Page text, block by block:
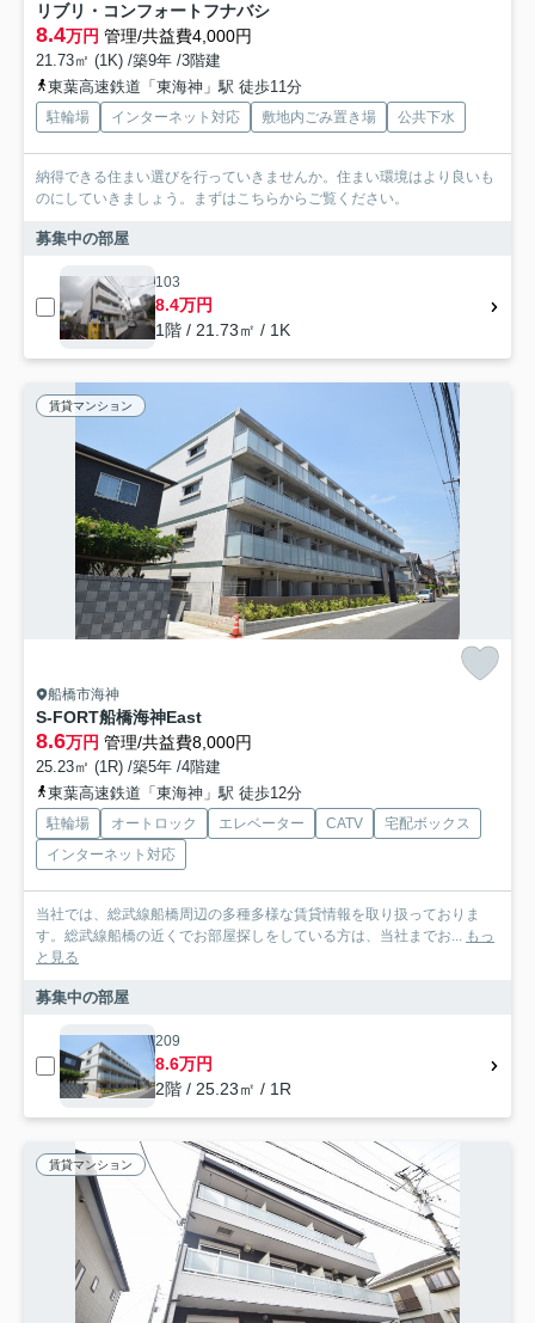
リブリ・コンフォートフナバシ
8.4万円 管理/共益費4,000円
21.73㎡ (1K) /築9年 /3階建
東葉高速鉄道「東海神」駅 徒歩11分
駐輪場 インターネット対応 敷地内ごみ置き場 公共下水
納得できる住まい選びを行っていきませんか。住まい環境はより良いも
のにしていきましょう。まずはこちらからご覧ください。
募集中の部屋
103
8.4万円
1階 / 21.73㎡ / 1K
賃貸マンション
船橋市海神
S-FORT船橋海神East
8.6万円 管理/共益費8,000円
25.23㎡ (1R) /築5年 /4階建
東葉高速鉄道「東海神」駅 徒歩12分
駐輪場 オートロック エレベーター CATV
宅配ボックス
インターネット対応
当社では、総武線船橋周辺の多種多様な賃貸情報を取り扱っておりま
す。総武線船橋の近くでお部屋探しをしている方は、当社までお... もっ
と見る
募集中の部屋
209
8.6万円
2階 / 25.23㎡ / 1R
賃貸マンション